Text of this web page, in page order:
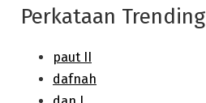
Perkataan Trending